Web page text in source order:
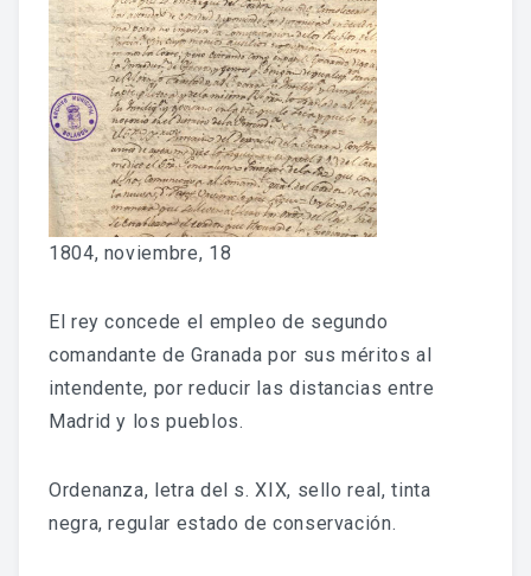
Fondo Histórico
Fondo Notarial
Catálogos Y Cuadros De Clasificación
Categorías
Libros De Actas
Reales Provisiones
FONDO FOTOGRÁFICO
DIFUSIÓN
Jornadas De Historia Local
1804, noviembre, 18
El rey concede el empleo de segundo
comandante de Granada por sus méritos al
intendente, por reducir las distancias entre
Madrid y los pueblos.
Ordenanza, letra del s. XIX, sello real, tinta
negra, regular estado de conservación.